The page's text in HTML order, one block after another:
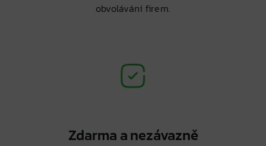
obvolávání firem.
Zdarma a nezávazně